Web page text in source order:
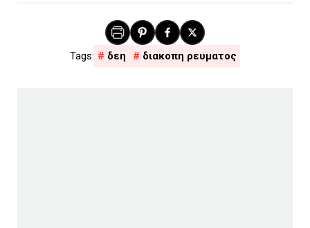
δεη διακοπη ρευματος